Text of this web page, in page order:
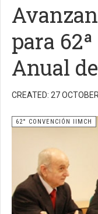
para
Anual
CREATED: 27
62° CONVENCIÓN IIMCH